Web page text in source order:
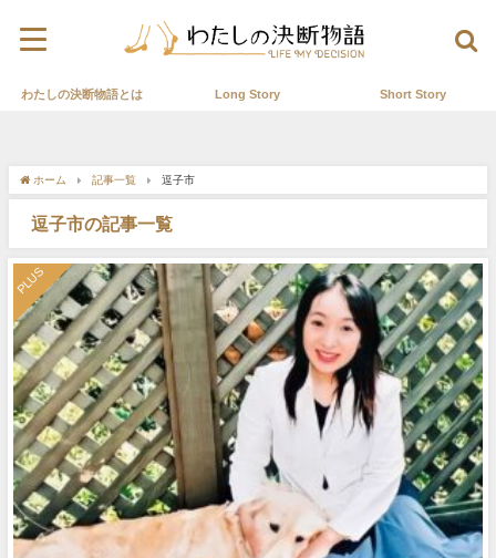
わたしの決断物語とは Long Story Short Story
ホーム 記事一覧 逗子市
逗子市の記事一覧
PLUS